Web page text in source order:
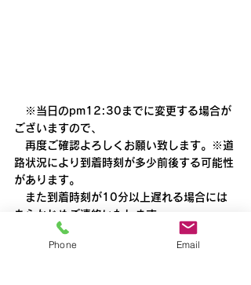
※当日のpm12:30までに変更する場合が
ございますので、
再度ご確認よろしくお願い致します。※道
路状況により到着時刻が多少前後する可能性
があります。
また到着時刻が10分以上遅れる場合には
あらかじめご連絡いたします。
Phone Email